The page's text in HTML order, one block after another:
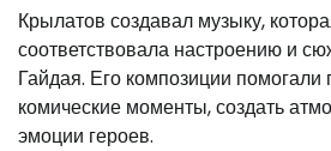
Крылатов создавал музыку,
соответствовала настроению и
Гайдая. Его композиции помогали
комические моменты, создать
эмоции героев.